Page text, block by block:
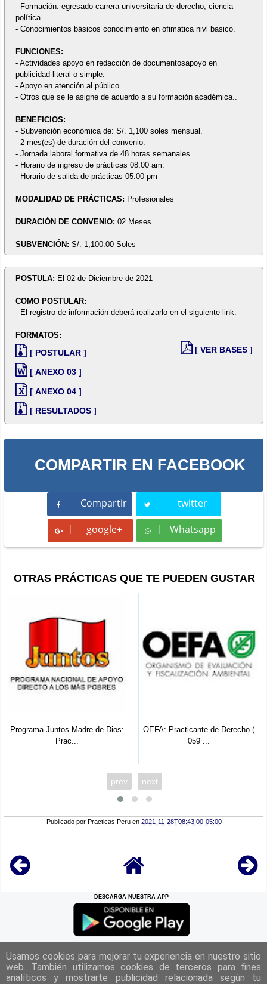
- Formación: egresado carrera universitaria de derecho, ciencia
política.
- Conocimientos básicos conocimiento en ofimatica nivl basico.
FUNCIONES:
- Actividades apoyo en redacción de documentosapoyo en
publicidad literal o simple.
- Apoyo en atención al público.
- Otros que se le asigne de acuerdo a su formación académica..
BENEFICIOS:
- Subvención económica de: S/. 1,100 soles mensual.
- 2 mes(es) de duración del convenio.
- Jornada laboral formativa de 48 horas semanales.
- Horario de ingreso de prácticas 08:00 am.
- Horario de salida de prácticas 05:00 pm
MODALIDAD DE PRÁCTICAS: Profesionales
DURACIÓN DE CONVENIO: 02 Meses
SUBVENCIÓN: S/. 1,100.00 Soles
POSTULA: El 02 de Diciembre de 2021
COMO POSTULAR:
- El registro de información deberá realizarlo en el siguiente link:
FORMATOS:
[ POSTULAR ]
[ ANEXO 03 ]
[ ANEXO 04 ]
[ RESULTADOS ]
[ VER BASES ]
COMPARTIR EN FACEBOOK
Compartir
Compartir twitter
Tweet
google+ Whatsapp
Whatsapp
OTRAS PRÁCTICAS QUE TE PUEDEN GUSTAR
Programa Juntos Madre de Dios:
Prac...
OEFA: Practicante de Derecho (
059 ...
prev next
Publicado por Practicas Peru en 2021-11-28T08:43:00-05:00
DESCARGA NUESTRA APP
REGRESAR A LACIMA
|Politica de Privacidad|Aviso Legal| Términos y Condiciones
|
Usamos cookies para mejorar tu experiencia en nuestro sitio
web. También utilizamos cookies de terceros para fines
analíticos y mostrarte publicidad relacionada según tu